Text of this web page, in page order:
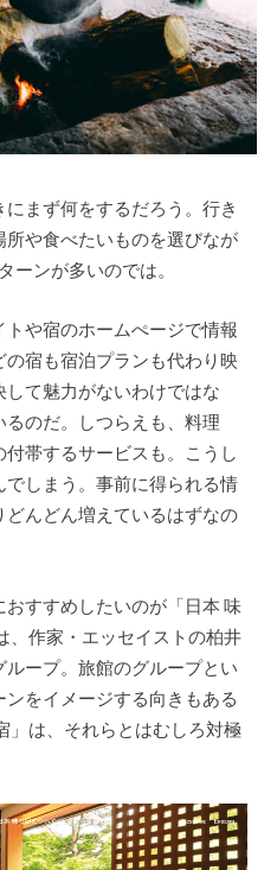
まず何をするだろう。行き
や食べたいものを選びなが
ーンが多いのでは。
や宿のホームぺージで情報
宿も宿泊プランも代わり映
て魅力がないわけではな
のだ。しつらえも、料理
帯するサービスも。こうし
しまう。事前に得られる情
んどん増えているはずなの
すすめしたいのが「日本 味
、作家・エッセイストの柏井
ープ。旅館のグループとい
をイメージする向きもある
」は、それらとはむしろ対極